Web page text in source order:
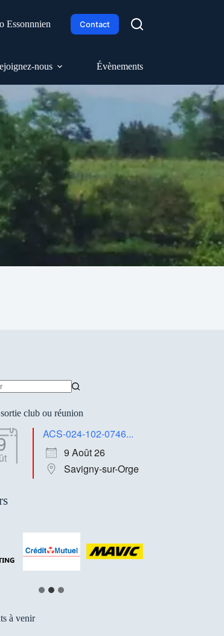
Essonnnien Contact
nous Évènements
club ou réunion
ACS-024-102-0746...
9 Août 26
Savigny-sur-Orge
à venir